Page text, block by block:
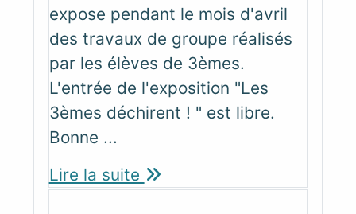
expose pendant le mois d'avril
des travaux de groupe réalisés
par les élèves de 3èmes.
L'entrée de l'exposition "Les
3èmes déchirent ! " est libre.
Bonne ...
Lire la suite